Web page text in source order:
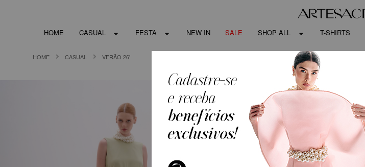
HOME CASUAL FESTA NEW IN SALE SHOP ALL T-SHIRTS
HOME CASUAL VERÃO 26'